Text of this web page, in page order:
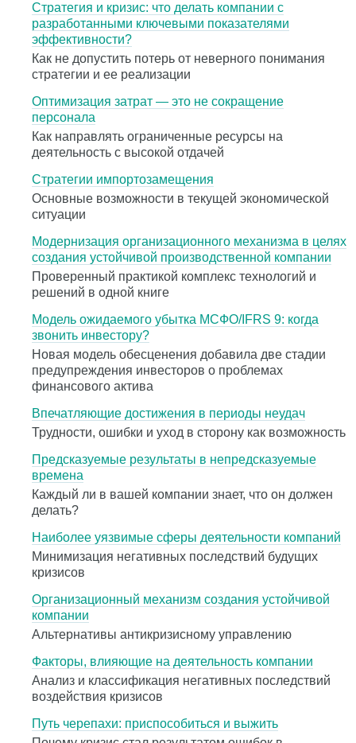
Стратегия и кризис: что делать компании с
разработанными ключевыми показателями
эффективности?
Как не допустить потерь от неверного понимания
стратегии и ее реализации
Оптимизация затрат — это не сокращение
персонала
Как направлять ограниченные ресурсы на
деятельность с высокой отдачей
Стратегии импортозамещения
Основные возможности в текущей экономической
ситуации
Модернизация организационного механизма в целях
создания устойчивой производственной компании
Проверенный практикой комплекс технологий и
решений в одной книге
Модель ожидаемого убытка МСФО/IFRS 9: когда
звонить инвестору?
Новая модель обесценения добавила две стадии
предупреждения инвесторов о проблемах
финансового актива
Впечатляющие достижения в периоды неудач
Трудности, ошибки и уход в сторону как возможность
Предсказуемые результаты в непредсказуемые
времена
Каждый ли в вашей компании знает, что он должен
делать?
Наиболее уязвимые сферы деятельности компаний
Минимизация негативных последствий будущих
кризисов
Организационный механизм создания устойчивой
компании
Альтернативы антикризисному управлению
Факторы, влияющие на деятельность компании
Анализ и классификация негативных последствий
воздействия кризисов
Путь черепахи: приспособиться и выжить